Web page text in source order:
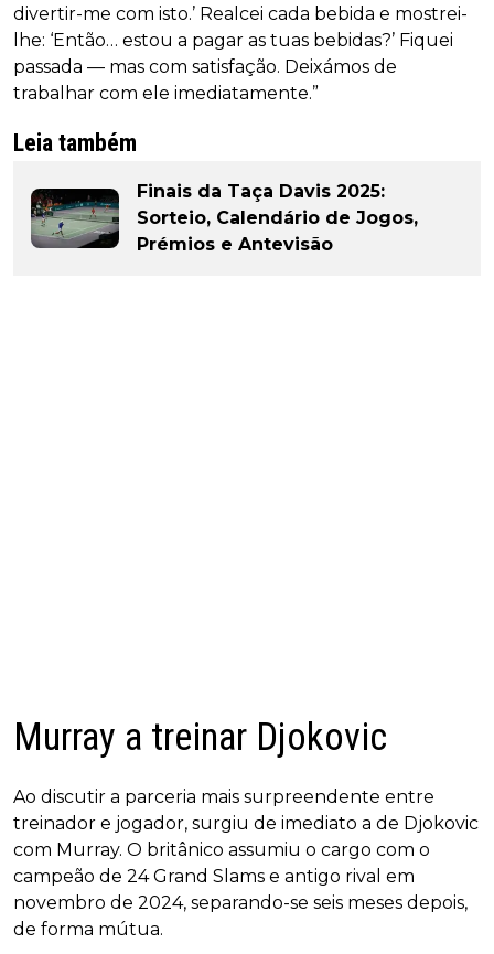
divertir-me com isto.’ Realcei cada bebida e mostrei-
lhe: ‘Então… estou a pagar as tuas bebidas?’ Fiquei
passada — mas com satisfação. Deixámos de
trabalhar com ele imediatamente.”
Leia também
Finais da Taça Davis 2025:
Sorteio, Calendário de Jogos,
Prémios e Antevisão
Murray a treinar Djokovic
Ao discutir a parceria mais surpreendente entre
treinador e jogador, surgiu de imediato a de Djokovic
com Murray. O britânico assumiu o cargo com o
campeão de 24 Grand Slams e antigo rival em
novembro de 2024, separando-se seis meses depois,
de forma mútua.